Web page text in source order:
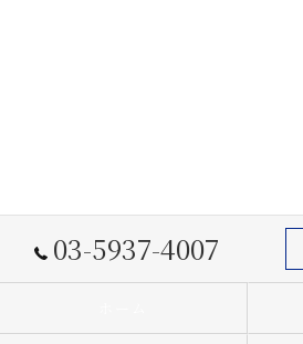
03-5937-4007